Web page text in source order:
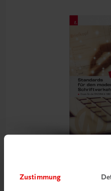
Zustimmung
Bildung